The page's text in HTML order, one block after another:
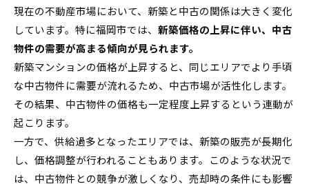
現在の不動産市場において、新築と中古の関係は大きく変化
しています。特に福岡市では、 新築価格の上昇に伴い、中古
物件の需要が高まる傾向が見られます。
新築マンションの価格が上昇すると、同じエリアでより手頃
な中古物件に需要が流れるため、中古市場が活性化します。
その結果、中古物件の価格も一定程度上昇するという連動が
起こります。
一方で、供給過多となったエリアでは、新築の販売が長期化
し、価格調整が行われることもあります。このような状況で
は、中古物件との競争が激しくなり、売却時の条件にも影響